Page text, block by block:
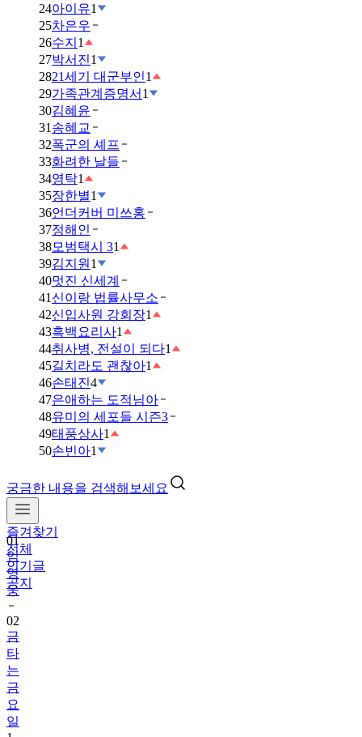
24아이유1
25차은우
26수지 1
27박서진1
2821세기 대군부인1
29가족관계증명서 1
30김혜윤
31 송혜교
32폭군의 셰프
33화려한 날들
34영탁1
35장한별1
36언더커버 미쓰홍
37정해인
38모범택시 31
39김지원 1
40멋진 신세계
41 신이랑 법률사무소
42신입사원 강회장1
43흑백요리사1
44취사병, 전설이 되다1
45길치라도 괜찮아1
46손태진4
47은애하는 도적님아
48유미의 세포들 시즌3
49태풍상사1
50손빈아1
궁금한 내용을 검색해보세요
즐겨찾기
전체
인기글
공지
01
임
영
웅
02
금
타
는
금
요
일